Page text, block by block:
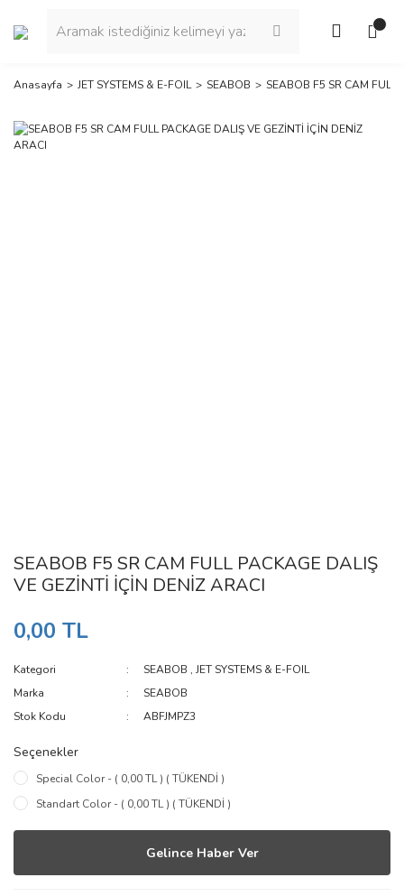
Anasayfa JET SYSTEMS & E-FOIL SEABOB SEABOB F5 SR CAM FULL
SEABOB F5 SR CAM FULL PACKAGE DALIŞ
VE GEZİNTİ İÇİN DENİZ ARACI
0,00 TL
Kategori SEABOB ,JET SYSTEMS & E-FOIL
Marka
SEABOB
Stok Kodu
ABFJMPZ3
Seçenekler
Special Color - ( 0,00 TL ) ( TÜKENDİ )
Standart Color - ( 0,00 TL ) ( TÜKENDİ )
Gelince Haber Ver